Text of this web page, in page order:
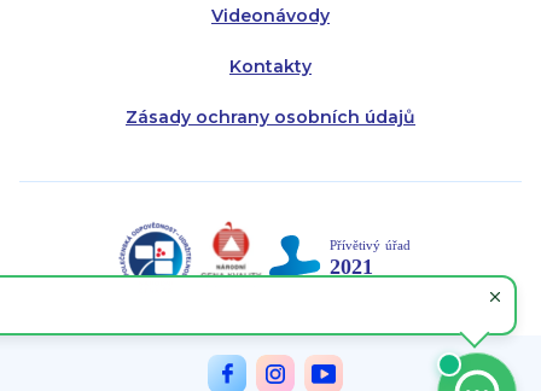
Videonávody
Kontakty
Zásady ochrany osobních údajů